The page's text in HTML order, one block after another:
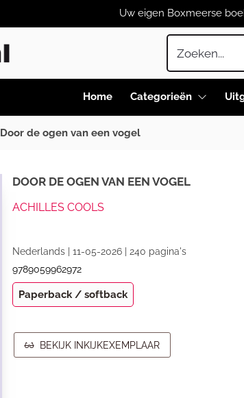
Uw eigen Boxmeerse
Home Categorieën
Door de ogen van een vogel
DOOR DE OGEN VAN EEN VOGEL
ACHILLES COOLS
Nederlands | 11-05-2026 | 240 pagina's
9789059962972
Paperback / softback
BEKIJK INKIJKEXEMPLAAR